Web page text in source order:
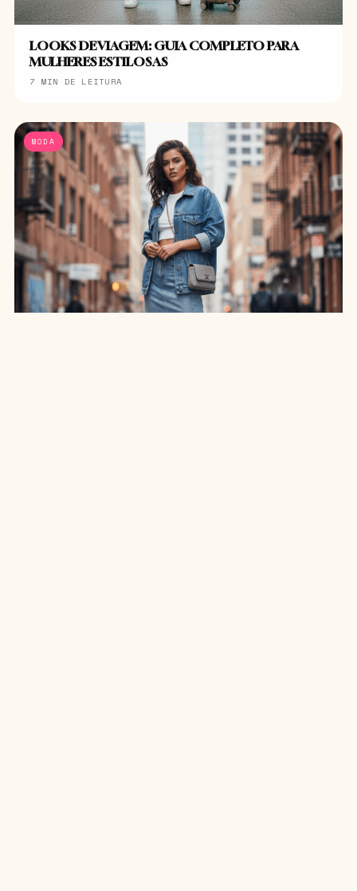
LOOKS DE VIAGEM: GUIA COMPLETO PARA
MULHERES ESTILOSAS
7 MIN DE LEITURA
MODA